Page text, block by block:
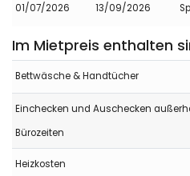
01/07/2026 13/09/2026
Im Mietpreis enthalten
Bettwäsche & Handtücher
Einchecken und Auschecken
Bürozeiten
Heizkosten